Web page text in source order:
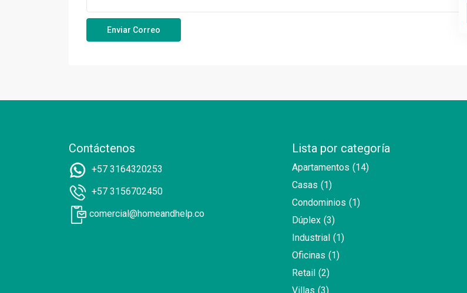
Contáctenos
+57 3164320253
+57 3156702450
comercial@homeandhelp.co
Lista por categoría
Apartamentos (14)
Casas (1)
Condominios (1)
Dúplex (3)
Industrial (1)
Oficinas (1)
Retail (2)
Villas (3)